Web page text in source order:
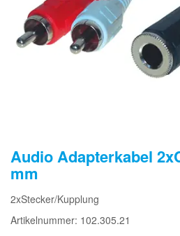
Audio Adapterkabel
mm
2xStecker/Kupplung
Artikelnummer: 102.305.21